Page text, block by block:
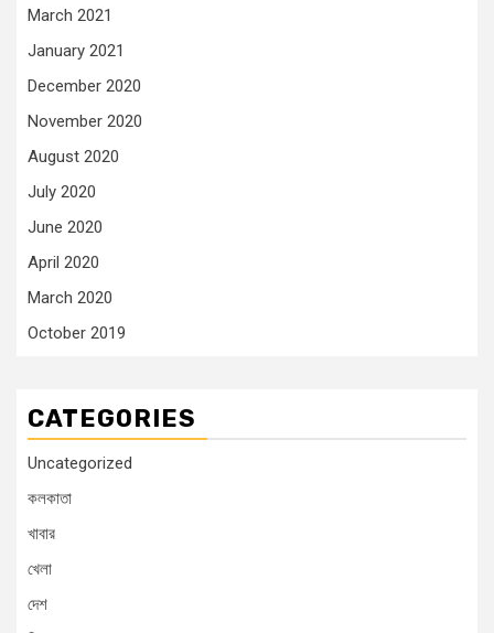
March 2021
January 2021
December 2020
November 2020
August 2020
July 2020
June 2020
April 2020
March 2020
October 2019
CATEGORIES
Uncategorized
কলকাতা
খাবার
খেলা
দেশ